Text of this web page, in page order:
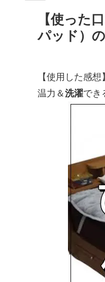
【使った
パッド）
【使用した感想】
温力＆洗濯でき